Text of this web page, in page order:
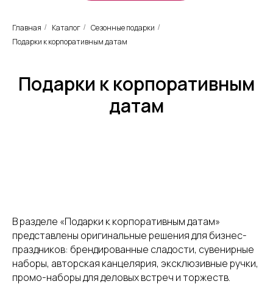
Главная / Каталог / Сезонные подарки /
Подарки к корпоративным датам
Подарки к корпоративным
датам
В разделе «Подарки к корпоративным датам»
представлены оригинальные решения для бизнес-
праздников: брендированные сладости, сувенирные
наборы, авторская канцелярия, эксклюзивные ручки,
промо-наборы для деловых встреч и торжеств.